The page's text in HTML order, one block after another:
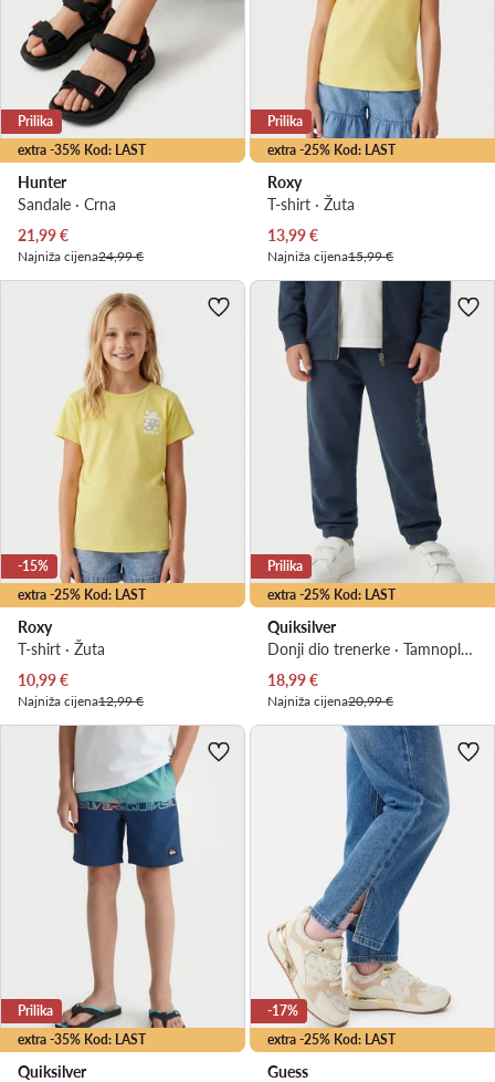
extra -35% Kod: LAST
Prilika
Hunter
Sandale · Crna
Trenutna cijena
21,99€
Najniža cijena24,99 €
extra -25% Kod: LAST
Prilika
Roxy
T-shirt · Žuta
Trenutna cijena
13,99€
Najniža cijena15,99 €
extra -25% Kod: LAST
-15%
Roxy
T-shirt · Žuta
Trenutna cijena
10,99€
Najniža cijena12,99 €
extra -25% Kod: LAST
Prilika
Quiksilver
Donji dio trenerke · Tamnoplava
Trenutna cijena
18,99€
Najniža cijena20,99 €
extra -35% Kod: LAST
Prilika
Quiksilver
extra -25% Kod: LAST
-17%
Guess